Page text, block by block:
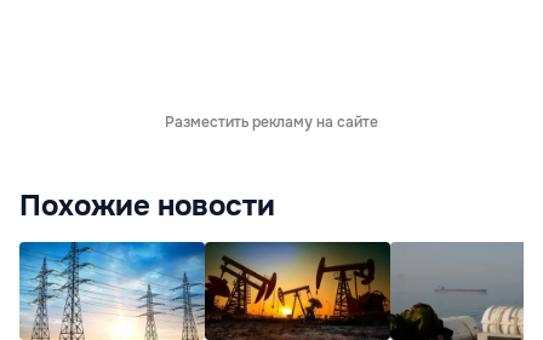
Разместить рекламу на сайте
Похожие новости